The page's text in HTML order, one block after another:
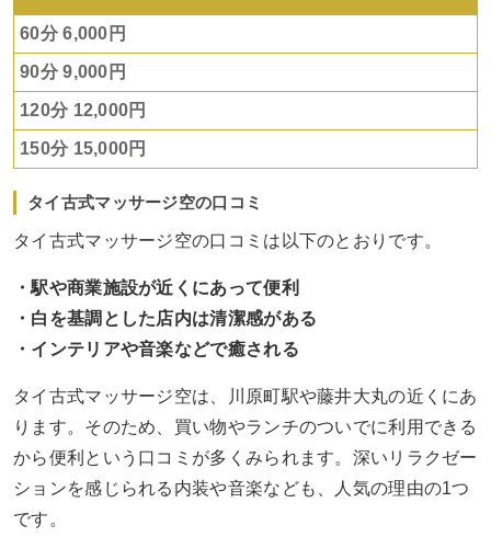
60分 6,000円
90分 9,000円
120分 12,000円
150分 15,000円
タイ古式マッサージ空の口コミ
タイ古式マッサージ空の口コミは以下のとおりです。
・駅や商業施設が近くにあって便利
・白を基調とした店内は清潔感がある
・インテリアや音楽などで癒される
タイ古式マッサージ空は、川原町駅や藤井大丸の近くにあ
ります。そのため、買い物やランチのついでに利用できる
から便利という口コミが多くみられます。深いリラクゼー
ションを感じられる内装や音楽なども、人気の理由の1つ
です。